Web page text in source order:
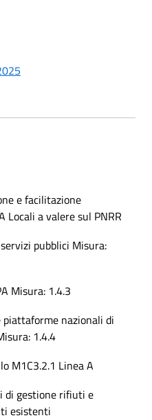
e facilitazione
Locali a valere sul PNRR
pubblici Misura:
Misura: 1.4.3
nazionali di
1.4.4
M1C3.2.1 Linea A
di gestione rifiuti e
esistenti